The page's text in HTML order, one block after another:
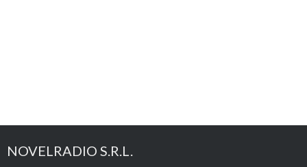
NOVELRADIO S.R.L.